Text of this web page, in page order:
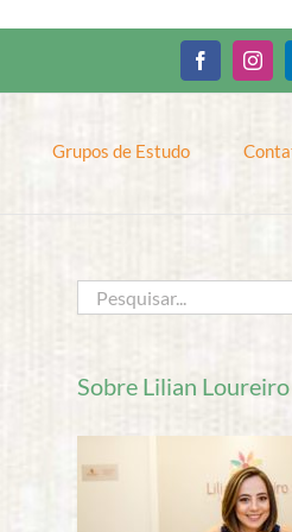
Facebook
Grupos de Estudo
Buscar
resultados
Sobre Lilian Loureiro